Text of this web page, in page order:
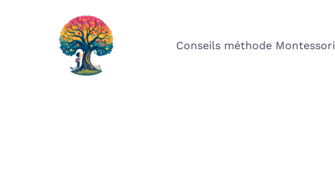
Conseils méthode Montessori